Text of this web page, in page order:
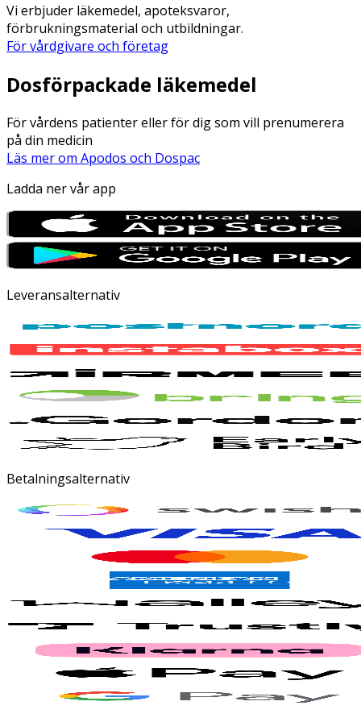
Vi erbjuder läkemedel, apoteksvaror,
förbrukningsmaterial och utbildningar.
För vårdgivare och företag
Dosförpackade läkemedel
För vårdens patienter eller för dig som vill prenumerera
på din medicin
Läs mer om Apodos och Dospac
Ladda ner vår app
Leveransalternativ
Betalningsalternativ